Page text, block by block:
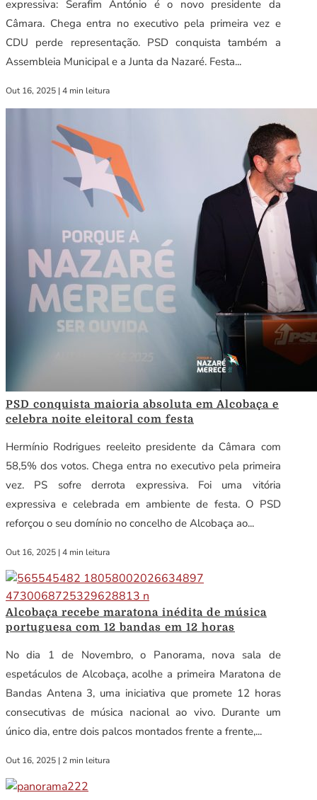
expressiva: Serafim António é o novo presidente da
Câmara. Chega entra no executivo pela primeira vez e
CDU perde representação. PSD conquista também a
Assembleia Municipal e a Junta da Nazaré. Festa...
Out 16, 2025 | 4 min leitura
PSD conquista maioria absoluta em Alcobaça e
celebra noite eleitoral com festa
Hermínio Rodrigues reeleito presidente da Câmara com
58,5% dos votos. Chega entra no executivo pela primeira
vez. PS sofre derrota expressiva. Foi uma vitória
expressiva e celebrada em ambiente de festa. O PSD
reforçou o seu domínio no concelho de Alcobaça ao...
Out 16, 2025 | 4 min leitura
Alcobaça recebe maratona inédita de música
portuguesa com 12 bandas em 12 horas
No dia 1 de Novembro, o Panorama, nova sala de
espetáculos de Alcobaça, acolhe a primeira Maratona de
Bandas Antena 3, uma iniciativa que promete 12 horas
consecutivas de música nacional ao vivo. Durante um
único dia, entre dois palcos montados frente a frente,...
Out 16, 2025 | 2 min leitura